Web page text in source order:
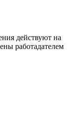
действуют на
работадателем